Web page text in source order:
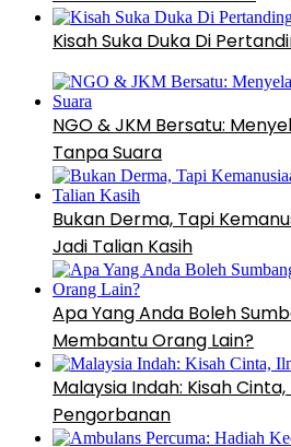
Kisah Suka Duka Di
NGO & JKM Bersatu:
Tanpa Suara
Bukan Derma, Tapi
Jadi Talian Kasih
Apa Yang Anda Boleh
Membantu Orang Lain?
Malaysia Indah: Kisah
Pengorbanan